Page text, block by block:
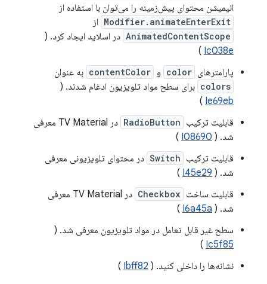
انیمیشن محتوای پیش‌زمینه را می‌توان با استفاده از
Modifier.animateEnterExit از
AnimatedContentScope در اسلاید ایجاد کرد. (
Ic038e
)
پارامترهای color و contentColor به عنوان
colors برای سطح مواد تلویزیون ادغام شدند. (
Ie69eb
)
قابلیت ترکیب RadioButton
در TV Material معرفی
شد. ( I08690
)
قابلیت ترکیب Switch در محتوای تلویزیونی معرفی
شد. ( I45e29
)
قابلیت ساخت Checkbox
در TV Material معرفی
شد. ( I6a45a
)
سطح غیر قابل تعامل در مواد تلویزیون معرفی شد. (
Ic5f85
)
نشانه‌ها را داخلی کنید. ( Ibff82
)